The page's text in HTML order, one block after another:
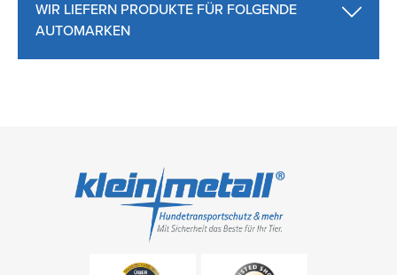
WIR LIEFERN PRODUKTE FÜR FOLGENDE
AUTOMARKEN